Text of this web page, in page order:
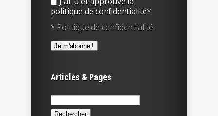
politique de confidentialité*
* Politique de confidentialité
Articles & Pages
Rechercher :